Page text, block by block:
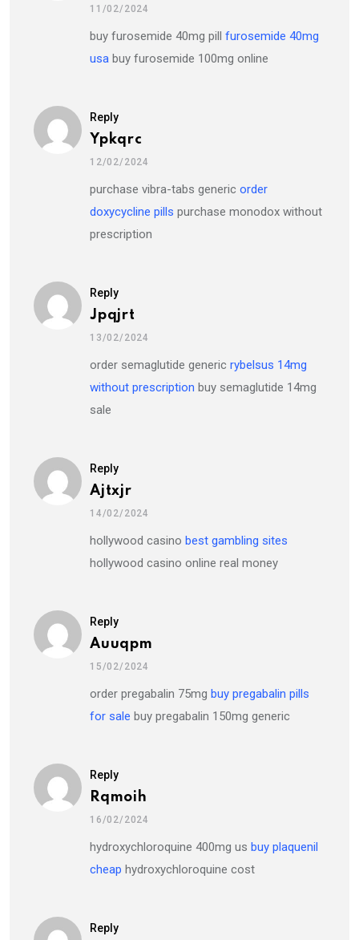
11/02/2024
buy furosemide 40mg pill furosemide 40mg
usa buy furosemide 100mg online
Reply
Ypkqrc
12/02/2024
purchase vibra-tabs generic order
doxycycline pills purchase monodox without
prescription
Reply
Jpqjrt
13/02/2024
order semaglutide generic rybelsus 14mg
without prescription buy semaglutide 14mg
sale
Reply
Ajtxjr
14/02/2024
hollywood casino best gambling sites
hollywood casino online real money
Reply
Auuqpm
15/02/2024
order pregabalin 75mg buy pregabalin pills
for sale buy pregabalin 150mg generic
Reply
Rqmoih
16/02/2024
hydroxychloroquine 400mg us buy plaquenil
cheap hydroxychloroquine cost
Reply